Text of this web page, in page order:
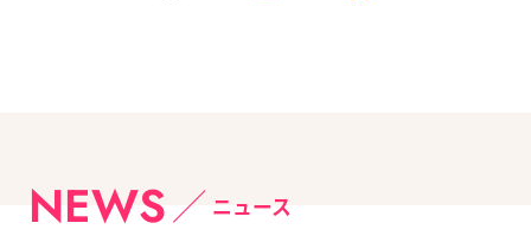
NEWS ニュース